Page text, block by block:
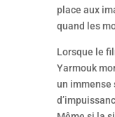
place aux
quand les
Lorsque le
Yarmouk
un immense